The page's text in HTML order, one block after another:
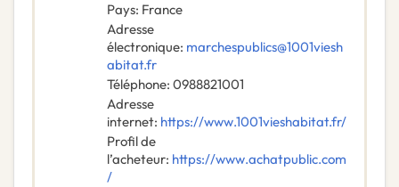
Pays: France
Adresse
électronique: marchespublics@1001viesh
abitat.fr
Téléphone: 0988821001
Adresse
internet: https://www.1001vieshabitat.fr/
Profil de
l’acheteur: https://www.achatpublic.com
/